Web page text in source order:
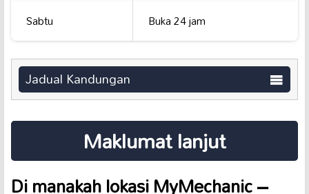
Sabtu
Buka 24 jam
Jadual Kandungan
Maklumat lanjut
Di manakah lokasi MyMechanic –